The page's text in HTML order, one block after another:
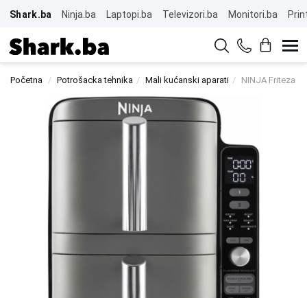
Shark.ba Ninja.ba Laptopi.ba Televizori.ba Monitori.ba
Početna Potrošacka tehnika Mali kućanski aparati NINJA Friteza